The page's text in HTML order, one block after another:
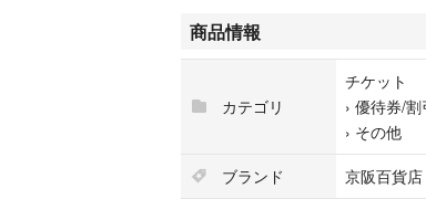
商品情報
カテゴリ
チケット
› 優待券/割
› その他
ブランド
京阪百貨店